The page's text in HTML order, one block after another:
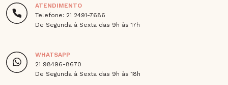
ATENDIMENTO
Telefone: 21 2491-7686
De Segunda à Sexta das 9h às 17h
WHATSAPP
21 98496-8670
De Segunda à Sexta das 9h às 18h